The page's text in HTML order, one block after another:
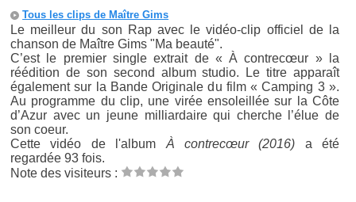
Tous les clips de Maître Gims
Le meilleur du son Rap avec le vidéo-clip officiel de la
chanson de Maître Gims "Ma beauté".
C’est le premier single extrait de « À contrecœur » la
réédition de son second album studio. Le titre apparaît
également sur la Bande Originale du film « Camping 3 ».
Au programme du clip, une virée ensoleillée sur la Côte
d’Azur avec un jeune milliardaire qui cherche l’élue de
son coeur.
Cette vidéo de l'album À contrecœur (2016) a été
regardée 93 fois.
Note des visiteurs :